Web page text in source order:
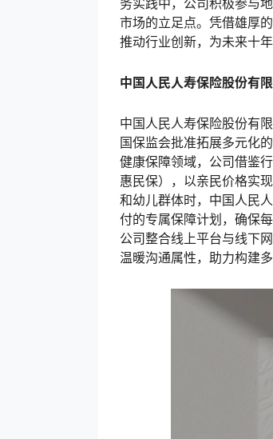
市场的立足点。凭借雄厚
推动行业创新，为未来十
中国人民人寿保险股份有
中国人民人寿保险股份有
国保监会批准拓展多元化
健康保障领域，公司借鉴
惠民保），以亲民价格实
和幼儿群体时，中国人民
付的专属保障计划，确保
公司整合线上平台与线下
温暖沟通属性，助力构建